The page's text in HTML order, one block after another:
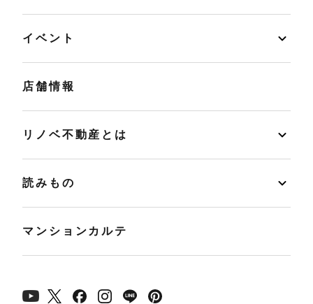
イベント
店舗情報
リノベ不動産とは
読みもの
マンションカルテ